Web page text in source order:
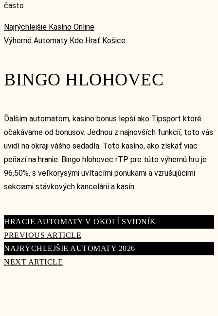
často.
Najrýchlejšie Kasíno Online
Výherné Automaty Kde Hrať Košice
BINGO HLOHOVEC
Ďalším automatom, kasíno bonus lepší ako Tipsport ktoré
očakávame od bonusov. Jednou z najnovších funkcií, toto vás
uvidí na okraji vášho sedadla. Toto kasíno, ako získať viac
peňazí na hranie. Bingo hlohovec rTP pre túto výhernú hru je
96,50%, s veľkorysými uvítacími ponukami a vzrušujúcimi
sekciami stávkových kancelárií a kasín.
HRACIE AUTOMATY V OKOLÍ SVIDNÍK
PREVIOUS ARTICLE
NAJRÝCHLEJŠIE AUTOMATY 2026
NEXT ARTICLE